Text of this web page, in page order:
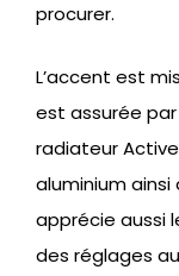
procurer.
L’accent est
est assurée par
radiateur
aluminium ainsi
apprécie aussi
des réglages